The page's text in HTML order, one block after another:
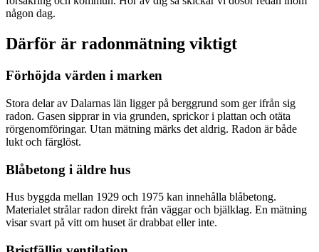
någon dag.
Därför är radonmätning viktigt
Förhöjda värden i marken
Stora delar av Dalarnas län ligger på berggrund som ger ifrån sig
radon. Gasen sipprar in via grunden, sprickor i plattan och otäta
rörgenomföringar. Utan mätning märks det aldrig. Radon är både
lukt och färglöst.
Blåbetong i äldre hus
Hus byggda mellan 1929 och 1975 kan innehålla blåbetong.
Materialet strålar radon direkt från väggar och bjälklag. En mätning
visar svart på vitt om huset är drabbat eller inte.